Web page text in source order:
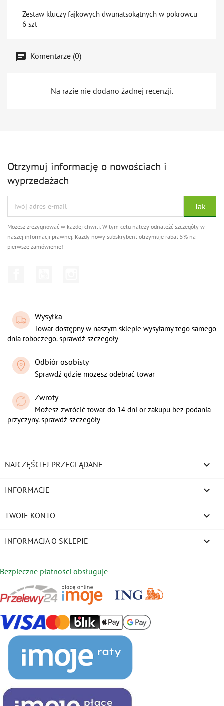
Zestaw kluczy fajkowych dwunatsokątnych w pokrowcu
6 szt
Komentarze (0)
Na razie nie dodano żadnej recenzji.
Otrzymuj informację o nowościach i
wyprzedażach
Możesz zrezygnować w każdej chwili. W tym celu należy odnaleźć szczegóły w
naszej informacji prawnej. Każdy nowy subskrybent otrzymuje rabat 5% na
pierwsze zamówienie!
Wysyłka
Towar dostępny w naszym sklepie wysyłamy tego samego
dnia roboczego. sprawdź szczegoły
Odbiór osobisty
Sprawdź gdzie możesz odebrać towar
Zwroty
Możesz zwrócić towar do 14 dni or zakupu bez podania
przyczyny. sprawdź szczegóły
NAJCZĘŚCIEJ PRZEGLĄDANE 
INFORMACJE 
TWOJE KONTO 
INFORMACJA O SKLEPIE keyboard_arrow_down
Bezpieczne płatności obsługuje